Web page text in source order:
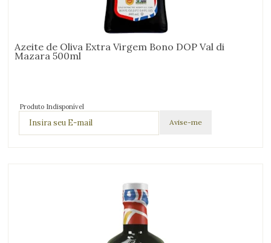
Azeite de Oliva Extra Virgem Bono DOP Val di
Mazara 500ml
Produto Indisponível